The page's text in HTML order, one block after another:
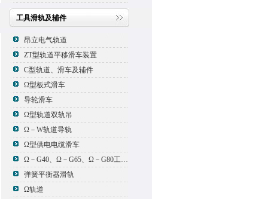
工具滑轨及辅件
昂立电气轨道
ZT型轨道平移滑车装置
C型轨道、滑车及辅件
Ω型板式滑车
导轮滑车
Ω型轨道双轨吊
Ω－W轨道导轨
Ω型供电电缆滑车
Ω－G40、Ω－G65、Ω－G80工具滑车
弹簧平衡器滑轨
Ω轨道